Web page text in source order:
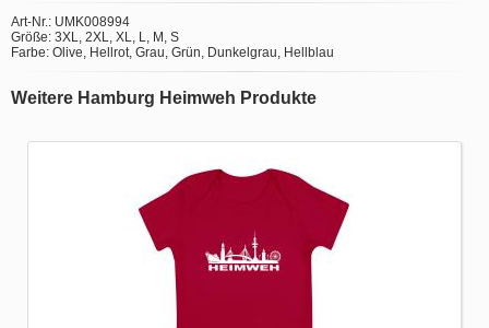
Art-Nr.: UMK008994
Größe: 3XL, 2XL, XL, L, M, S
Farbe: Olive, Hellrot, Grau, Grün, Dunkelgrau, Hellblau
Weitere Hamburg Heimweh Produkte